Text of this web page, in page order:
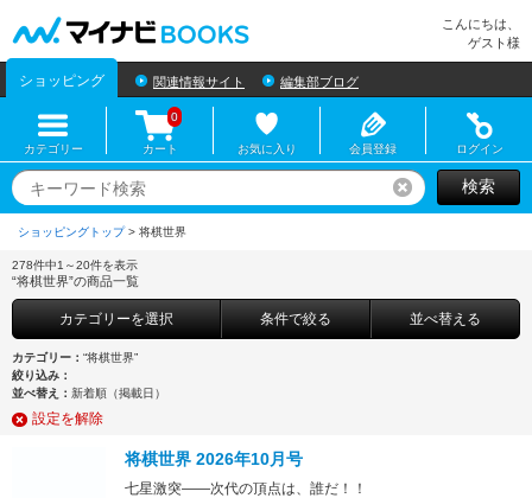
こんにちは、
ゲスト様
ショッピング 関連情報サイト 編集部ブログ
カテゴリー カート
0
お気に入り 会員登録 ログイン
リセット検索
ショッピングトップ>
278件中1～20件を表示
“将棋世界”の商品一覧
カテゴリーを選択 条件で絞る 並べ替える
カテゴリー： “将棋世界”
絞り込み：
並べ替え： 新着順（掲載日）
設定を解除
将棋世界 2026年10月号
七星激突――次代の頂点は、誰だ！！